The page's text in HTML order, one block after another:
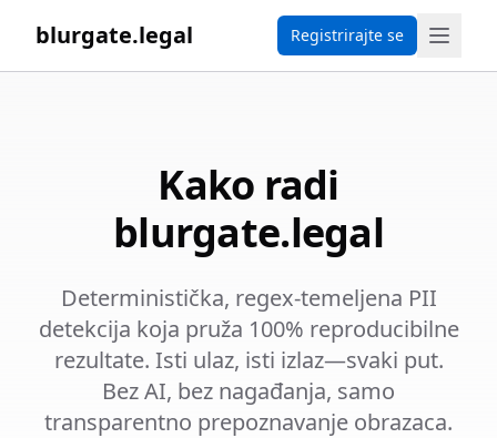
blurgate.legal Registrirajte se
Kako radi
blurgate.legal
Deterministička, regex-temeljena PII
detekcija koja pruža 100% reproducibilne
rezultate. Isti ulaz, isti izlaz—svaki put.
Bez AI, bez nagađanja, samo
transparentno prepoznavanje obrazaca.